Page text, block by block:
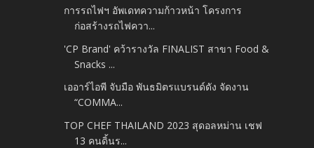
การรถไฟฯ อัพเดทความก้าวหน้า โครงการ
ก่อสร้างรถไฟควา...
'CP Brand' คว้ารางวัล FINALIST สาขา Food &
Snacks ...
เออาร์ไอพี จับมือ พันธมิตรแบรนด์ดัง จัดงาน
“COMMA...
TOP CHEF THAILAND 2023 สุดอลหม่าน เชฟ
13 คนดิ้นร...